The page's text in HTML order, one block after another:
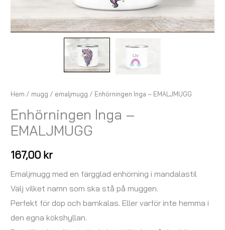
Hem / mugg / emaljmugg / Enhörningen Inga – EMALJMUGG
Enhörningen Inga –
EMALJMUGG
167,00 kr
Emaljmugg med en färgglad enhörning i mandalastil
Välj vilket namn som ska stå på muggen.
Perfekt för dop och barnkalas. Eller varför inte hemma i
den egna kökshyllan.